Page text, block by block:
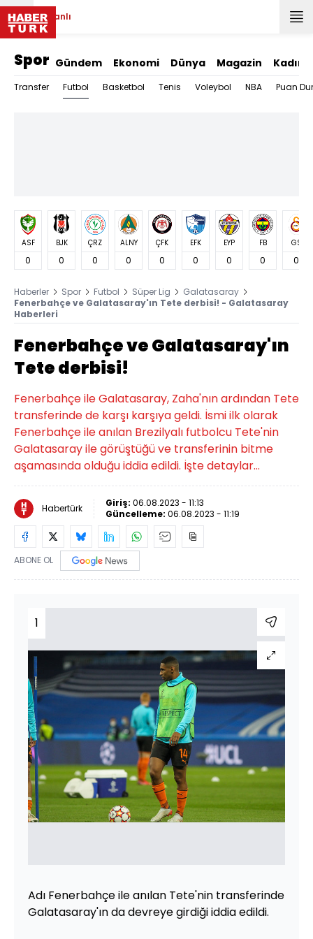
Canlı
Spor Gündem Ekonomi Dünya Magazin Kadın
Transfer Futbol Basketbol Tenis Voleybol NBA Puan
ASF
0
BJK
0
ÇRZ
0
ALNY
0
ÇFK
0
EFK
0
EYP
0
FB
0
GS
0
Haberler Spor Futbol Süper Lig
Galatasaray
Fenerbahçe ve Galatasaray'ın Tete derbisi! - Galatasaray
Haberleri
Fenerbahçe ve Galatasaray'ın
Tete derbisi!
Fenerbahçe ile Galatasaray, Zaha'nın ardından Tete
transferinde de karşı karşıya geldi. İsmi ilk olarak
Fenerbahçe ile anılan Brezilyalı futbolcu Tete'nin
Galatasaray ile görüştüğü ve transferinin bitme
aşamasında olduğu iddia edildi. İşte detaylar...
Habertürk Giriş: 06.08.2023 - 11:13
Güncelleme: 06.08.2023 - 11:19
ABONE OL
1
Adı Fenerbahçe ile anılan Tete'nin transferinde
Galatasaray'ın da devreye girdiği iddia edildi.